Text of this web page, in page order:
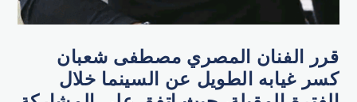
قرر الفنان المصري مصطفى شعبان
كسر غيابه الطويل عن السينما خلال